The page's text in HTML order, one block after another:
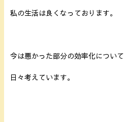
私の生活は良くなっております。
今は悪かった部分の効率化について
日々考えています。